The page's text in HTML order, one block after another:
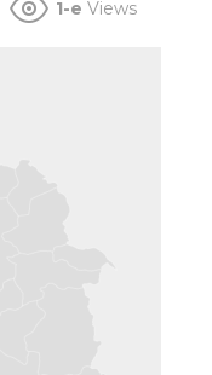
1-e Views